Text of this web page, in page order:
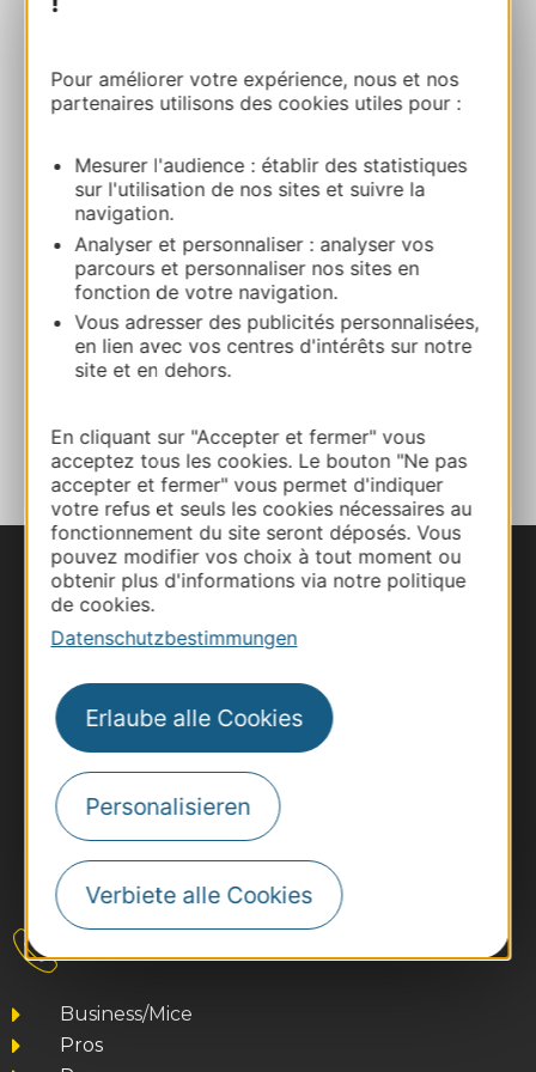
Pour améliorer votre expérience, nous et nos
partenaires utilisons des cookies utiles pour :
Mesurer l'audience : établir des statistiques
sur l'utilisation de nos sites et suivre la
navigation.
Analyser et personnaliser : analyser vos
parcours et personnaliser nos sites en
fonction de votre navigation.
Vous adresser des publicités personnalisées,
en lien avec vos centres d'intérêts sur notre
site et en dehors.
En cliquant sur "Accepter et fermer" vous
acceptez tous les cookies. Le bouton "Ne pas
accepter et fermer" vous permet d'indiquer
votre refus et seuls les cookies nécessaires au
fonctionnement du site seront déposés. Vous
pouvez modifier vos choix à tout moment ou
obtenir plus d'informations via notre politique
de cookies.
Datenschutzbestimmungen
Erlaube alle Cookies
Personalisieren
Verbiete alle Cookies
+33 1 83 64 69 21
E-mail
Webseite
#VoyageOccitanie
Business/Mice
Pros